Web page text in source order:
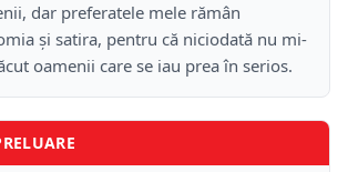
dar preferatele mele rămân
și satira, pentru că niciodată nu mi-
oamenii care se iau prea în serios.